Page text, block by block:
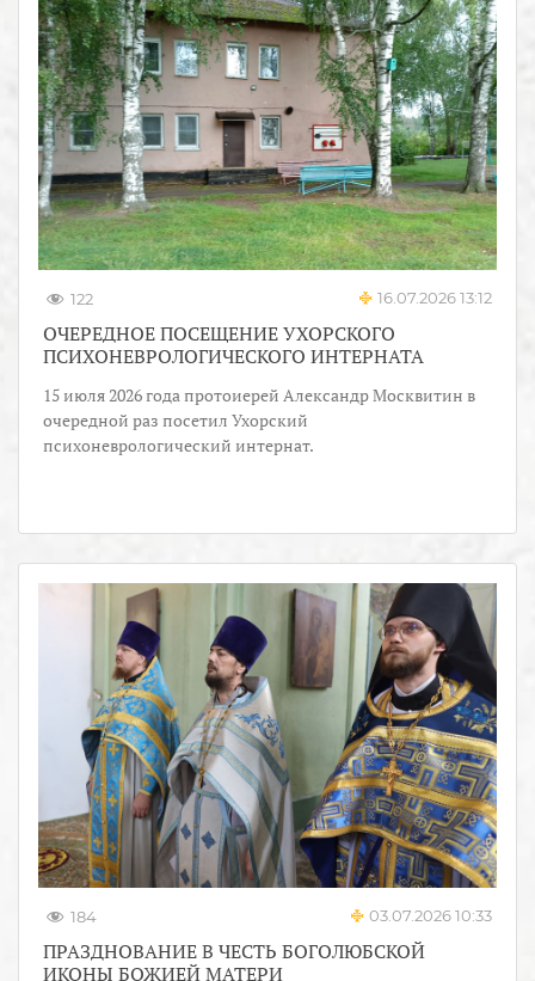
122 16.07.2026 13:12
ОЧЕРЕДНОЕ ПОСЕЩЕНИЕ УХОРСКОГО
ПСИХОНЕВРОЛОГИЧЕСКОГО ИНТЕРНАТА
15 июля 2026 года протоиерей Александр Москвитин в
очередной раз посетил Ухорский
психоневрологический интернат.
184 03.07.2026 10:33
ПРАЗДНОВАНИЕ В ЧЕСТЬ БОГОЛЮБСКОЙ
ИКОНЫ БОЖИЕЙ МАТЕРИ